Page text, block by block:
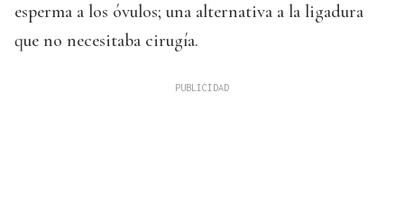
esperma a los óvulos; una alternativa a la ligadura
que no necesitaba cirugía.